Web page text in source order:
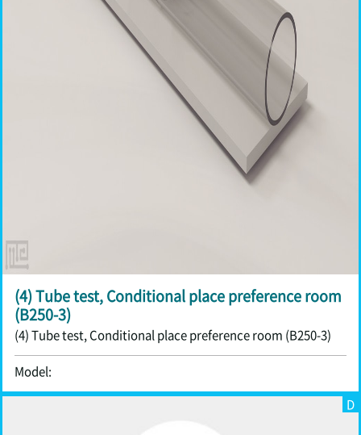
(4) Tube test, Conditional place preference room
(B250-3)
(4) Tube test, Conditional place preference room (B250-3)
Model:
D